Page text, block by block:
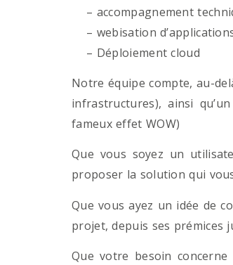
– accompagnement
– webisation
– Déploiement cloud
Notre équipe compte, au-
infrastructures), ainsi
fameux effet WOW)
Que vous soyez un
proposer la solution qui
Que vous ayez un idée de
projet, depuis ses prémices
Que votre besoin